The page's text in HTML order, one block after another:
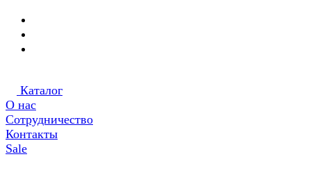
Каталог
О нас
Сотрудничество
Контакты
Sale